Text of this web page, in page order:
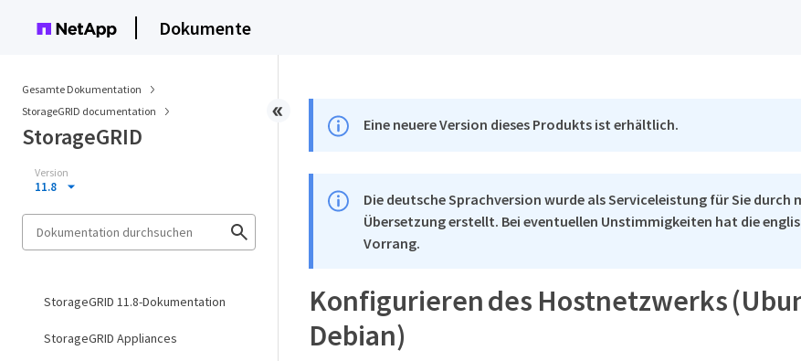
Dokumente
Gesamte Dokumentation
StorageGRID documentation
StorageGRID
Version
11.8
StorageGRID 11.8-Dokumentation
StorageGRID Appliances
Eine neuere Version dieses Produkts ist erhältlich.
Die deutsche Sprachversion wurde als Serviceleistung für Sie durch
Übersetzung erstellt. Bei eventuellen Unstimmigkeiten hat die
Vorrang.
Konfigurieren des Hostnetzwerks
Debian)